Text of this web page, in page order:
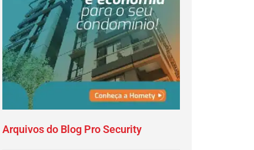
Arquivos do Blog Pro Security